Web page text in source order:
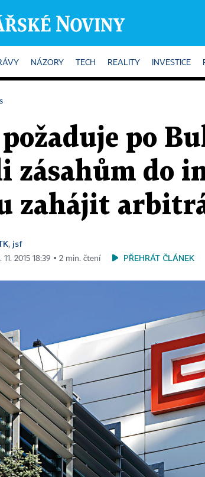
NÁZORY TECH REALITY INVESTICE
požaduje po
zásahům do
zahájit
, jsf
11. 2015 18:39 ▪ 2 min. čtení PŘEHRÁT ČLÁNEK